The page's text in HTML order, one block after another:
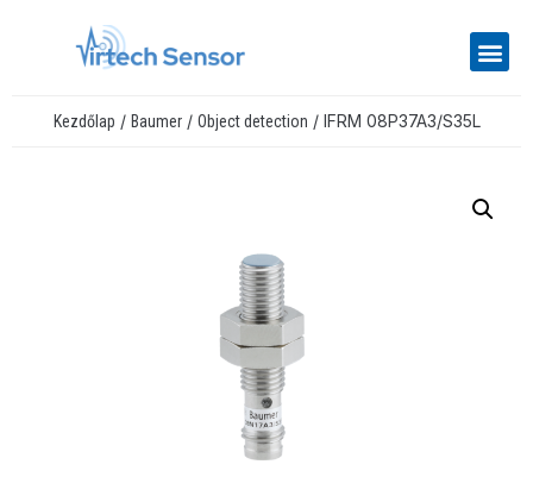
Kezdőlap / Baumer/ Object detection / IFRM 08P37A3/S35L